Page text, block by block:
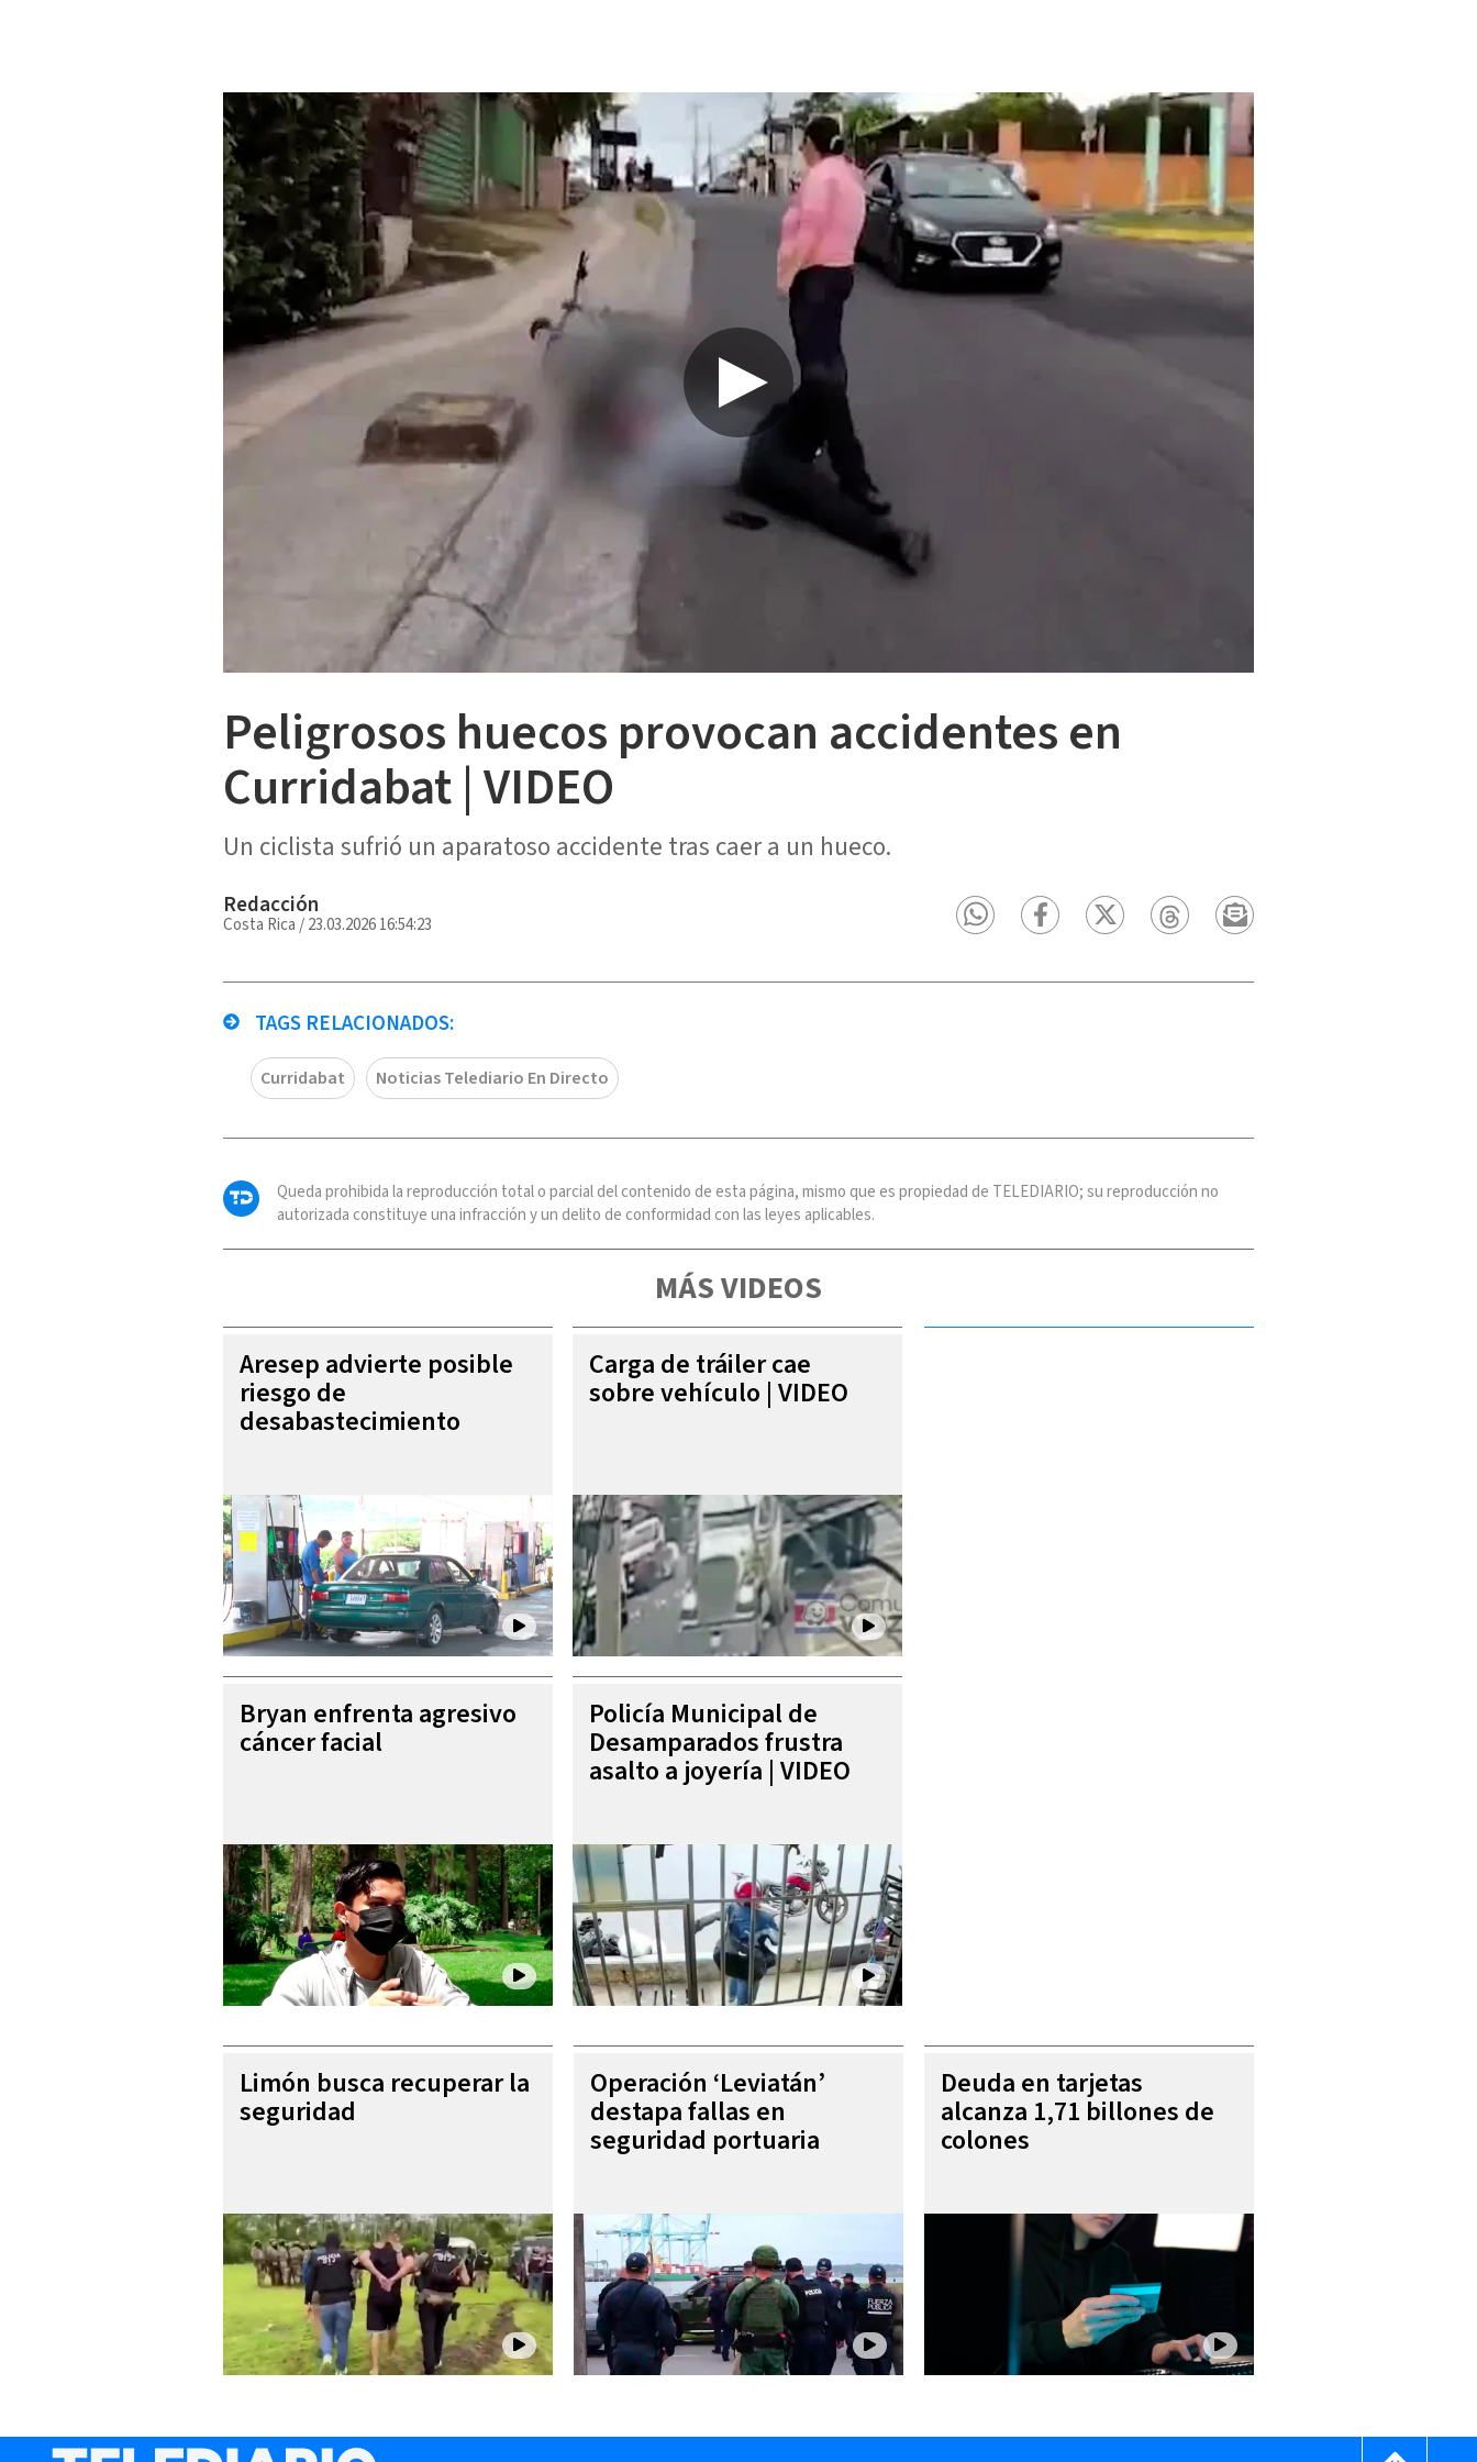
Peligrosos huecos provocan accidentes en
Curridabat | VIDEO
Un ciclista sufrió un aparatoso accidente tras caer a un hueco.
Redacción
Costa Rica /23.03.2026 16:54:23
TAGS RELACIONADOS:
Curridabat Noticias Telediario En Directo
Queda prohibida la reproducción total o parcial del contenido de esta página, mismo que es propiedad de TELEDIARIO; su reproducción no
autorizada constituye una infracción y un delito de conformidad con las leyes aplicables.
MÁS VIDEOS
Aresep advierte posible
riesgo de
desabastecimiento
Carga de tráiler cae
sobre vehículo | VIDEO
Bryan enfrenta agresivo
cáncer facial
Policía Municipal de
Desamparados frustra
asalto a joyería | VIDEO
Limón busca recuperar la
seguridad
Operación ‘Leviatán’
destapa fallas en
seguridad portuaria
Deuda en tarjetas
alcanza 1,71 billones de
colones